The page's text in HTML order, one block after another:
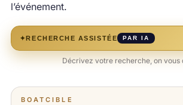
l’événement.
✦RECHERCHE ASSISTÉE PAR IA
Décrivez votre recherche, on vous
BOATCIBLE